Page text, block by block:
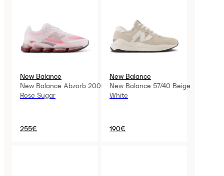
New Balance
New Balance Abzorb 2000
Rose Sugar
255€
New Balance
New Balance 57/40 Beige
White
190€